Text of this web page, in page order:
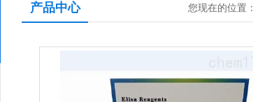
产品中心 您现在的位置：